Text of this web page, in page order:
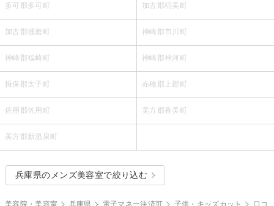
多可郡多可町 加古郡稲美町
加古郡播磨町 神崎郡市川町
神崎郡福崎町 神崎郡神河町
揖保郡太子町 赤穂郡上郡町
佐用郡佐用町 美方郡香美町
美方郡新温泉町
兵庫県のメンズ美容室で絞り込む